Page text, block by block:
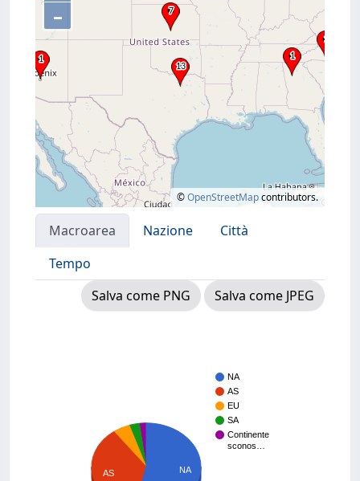
–
©OpenStreetMapcontributors.
Macroarea Nazione
Città
Tempo
Salva come PNG
Salva come JPEG
NA
AS
EU
SA
Continente
sconos…
AS NA